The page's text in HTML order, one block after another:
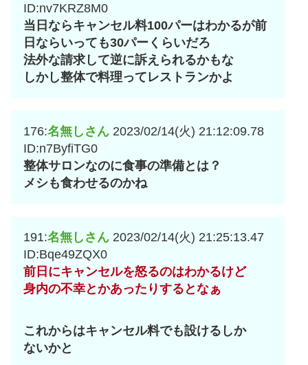
ID:nv7KRZ8M0
当日ならキャンセル料100パーはわかるが前
日ならいっても30パーくらいだろ
法外な請求して逆に訴えられるかもな
しかし整体で料理ってレストランかよ
176:名無しさん 2023/02/14(火) 21:12:09.78
ID:n7ByfiTG0
整体サロンなのに食事の準備とは？
メシも食わせるのかね
191:名無しさん 2023/02/14(火) 21:25:13.47
ID:Bqe49ZQX0
前日にキャンセルを怒るのはわかるけど
身内の不幸とかあったりするとなぁ
これからはキャンセル料でも設けるしか
ないかと